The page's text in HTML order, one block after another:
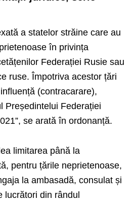
a statelor străine care au
în privința
Federației Rusie sau
ruse. Împotriva acestor țări
(contracarare),
Președintelui Federației
se arată în ordonanță.
limitarea până la
pentru țările neprietenoase,
la ambasadă, consulat și
lucrători din rândul